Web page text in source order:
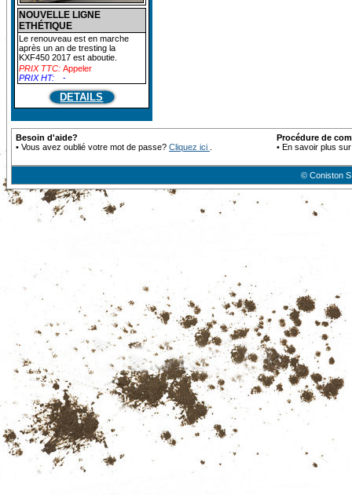
NOUVELLE LIGNE
ETHÉTIQUE
Le renouveau est en marche
après un an de tresting la
KXF450 2017 est aboutie.
PRIX TTC: Appeler
PRIX HT:
-
DETAILS
Besoin d'aide?
• Vous avez oublié votre mot de passe? Cliquez ici
Procédure de
• En savoir plus
© Coniston